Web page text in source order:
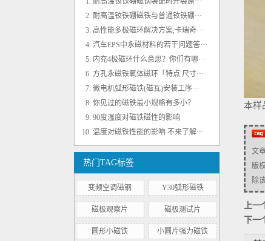
N35EH黑色环氧强力磁瓦 耐温200℃
耐高温钕铁硼磁铁与普通钕铁硼···
高性能多极磁环解决方案,卡瑞奇···
汽车EPS中永磁材料的若干问题答···
内充4极磁环什么意思？你们有哪···
方孔永磁铁氧体磁环「特点 尺寸···
微电机弧形磁铁(磁瓦)安装工序···
你见过的磁铁最小规格有多小？
90度温度对磁铁磁性的影响
温度对磁铁性能的影响 不来了解···
热门TAG标签
变频空调磁钢 Y30弧形磁铁
磁极观察片 磁极测试片
圆形小磁铁 小圆片强力磁铁
本样
文
版
除
上一
下一